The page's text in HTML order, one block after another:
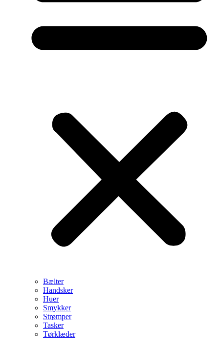
Bælter
Handsker
Huer
Smykker
Strømper
Tasker
Tørklæder